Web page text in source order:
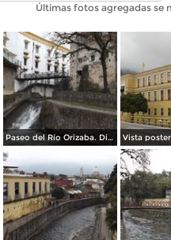
Últimas fotos agregadas se
Paseo del Río Orizaba. Diciembre/2014